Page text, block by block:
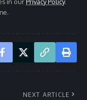
NEXT ARTICLE